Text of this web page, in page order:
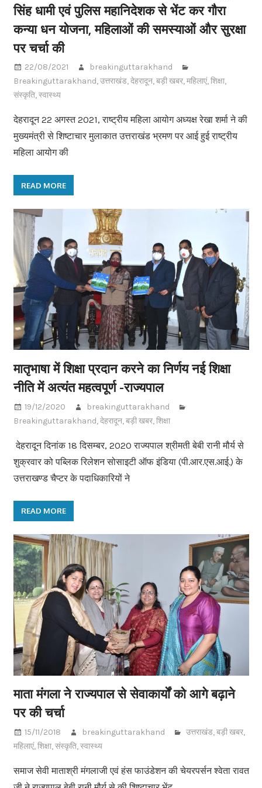
सिंह धामी एवं पुलिस महानिदेशक से भेंट कर गौरा
कन्या धन योजना, महिलाओं की समस्याओं और सुरक्षा
पर चर्चा की
22/08/2021
breakinguttarakhand
Breakinguttarakhand,उत्तराखंड,देहरादून,बड़ी खबर,महिलाएं,शिक्षा,
संस्कृति,स्वास्थ्य
देहरादून 22 अगस्त 2021, राष्ट्रीय महिला आयोग अध्यक्ष रेखा शर्मा ने की
मुख्यमंत्री से शिष्टाचार मुलाकात उत्तराखंड भ्रमण पर आई हुई राष्ट्रीय
महिला आयोग की
READ MORE
मातृभाषा में शिक्षा प्रदान करने का निर्णय नई शिक्षा
नीति में अत्यंत महत्वपूर्ण -राज्यपाल
19/12/2020
breakinguttarakhand
Breakinguttarakhand,देहरादून,बड़ी खबर,शिक्षा
देहरादून दिनांक 18 दिसम्बर, 2020 राज्यपाल श्रीमती बेबी रानी मौर्य से
शुक्रवार को पब्लिक रिलेशन सोसाइटी ऑफ इंडिया (पी.आर.एस.आई.) के
उत्तराखण्ड चैप्टर के पदाधिकारियों ने
READ MORE
माता मंगला ने राज्यपाल से सेवाकार्यों को आगे बढ़ाने
पर की चर्चा
15/11/2018 breakinguttarakhand उत्तराखंड,बड़ी खबर,
महिलाएं,शिक्षा,संस्कृति,स्वास्थ्य
समाज सेवी माताश्री मंगलाजी एवं हंस फाउंडेशन की चेयरपर्सन श्वेता रावत